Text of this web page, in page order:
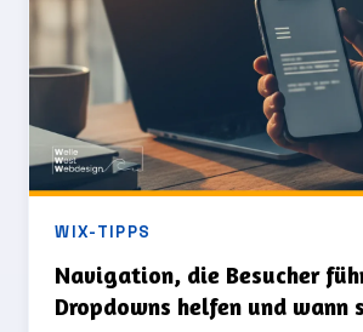
WIX-TIPPS
Navigation, die Besucher
Dropdowns helfen und wann